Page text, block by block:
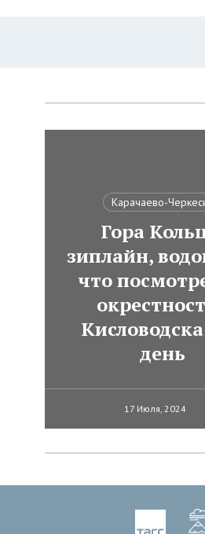
Карачаево-
Гора
зиплайн,
что
Кисловодска
день
17 Июля, 2024